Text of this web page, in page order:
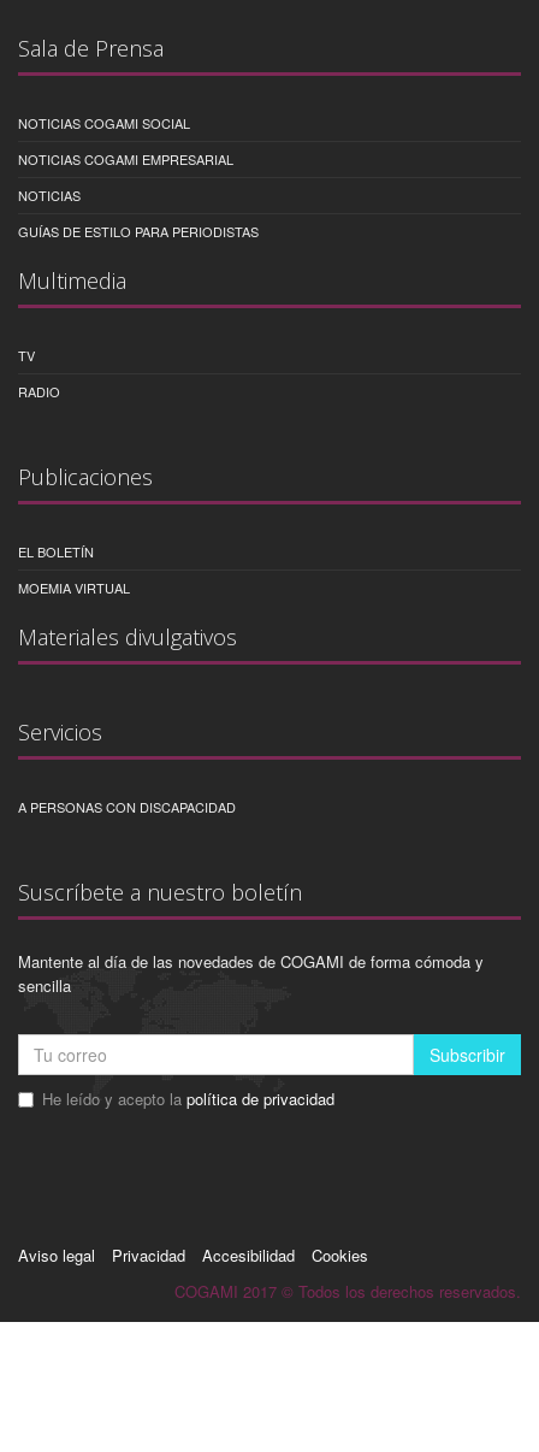
Sala de Prensa
NOTICIAS COGAMI SOCIAL
NOTICIAS COGAMI EMPRESARIAL
NOTICIAS
GUÍAS DE ESTILO PARA PERIODISTAS
Multimedia
TV
RADIO
Publicaciones
EL BOLETÍN
MOEMIA VIRTUAL
Materiales divulgativos
Servicios
A PERSONAS CON DISCAPACIDAD
Suscríbete a nuestro boletín
Mantente al día de las novedades de COGAMI de forma cómoda y
sencilla
Subscribir
He leído y acepto la política de privacidad
Aviso legal Privacidad Accesibilidad
Cookies
COGAMI 2017 © Todos los derechos reservados.